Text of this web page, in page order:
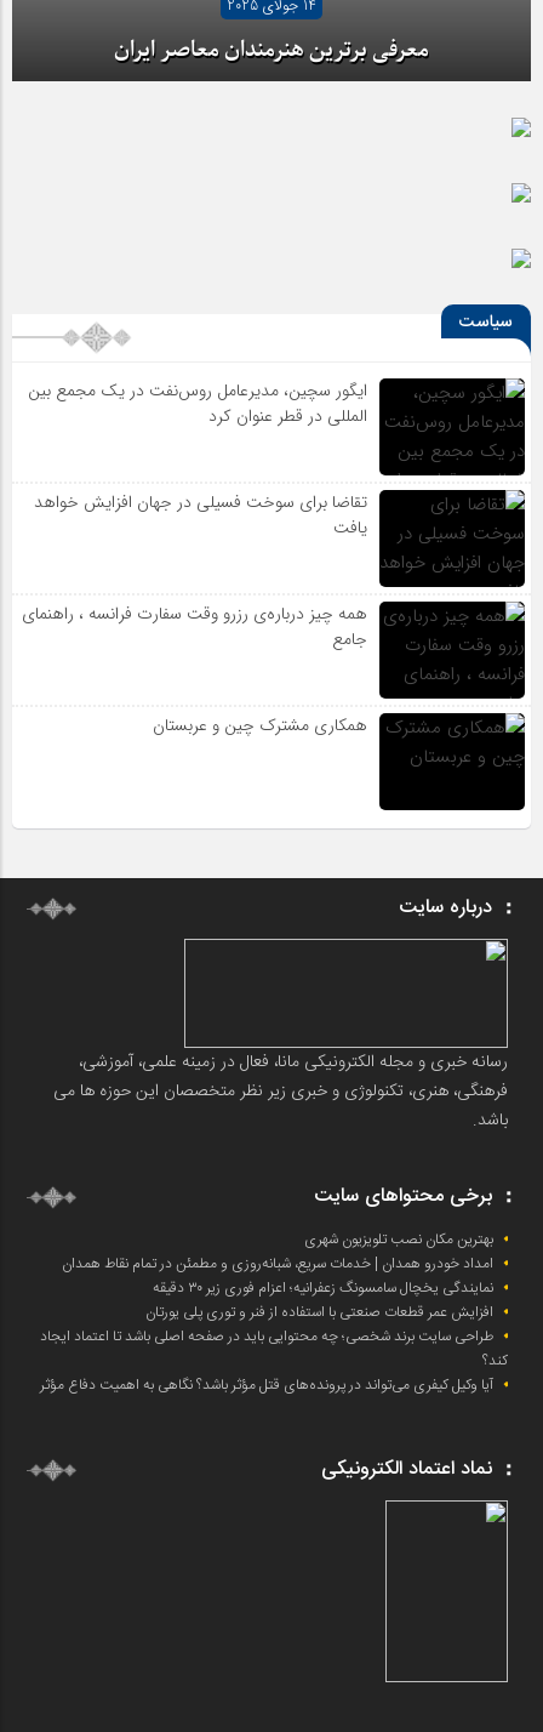
14 جولای 2025
معرفی برترین هنرمندان معاصر ایران
سیاست
ایگور سچین، مدیرعامل روس‌نفت در یک مجمع بین
المللی در قطر عنوان کرد
تقاضا برای سوخت فسیلی در جهان افزایش خواهد
یافت
همه چیز درباره‌ی رزرو وقت سفارت فرانسه ، راهنمای
جامع
همکاری مشترک چین و عربستان
درباره سایت
رسانه خبری و مجله الکترونیکی مانا، فعال در زمینه علمی، آموزشی،
فرهنگی، هنری، تکنولوژی و خبری زیر نظر متخصصان این حوزه ها می
باشد.
برخی محتواهای سایت
بهترین مکان نصب تلویزیون شهری
امداد خودرو همدان | خدمات سریع، شبانه‌روزی و مطمئن در تمام نقاط همدان
نمایندگی یخچال سامسونگ زعفرانیه؛ اعزام فوری زیر ۳۰ دقیقه
افزایش عمر قطعات صنعتی با استفاده از فنر و توری پلی یورتان
طراحی سایت برند شخصی؛ چه محتوایی باید در صفحه اصلی باشد تا اعتماد ایجاد
کند؟
آیا وکیل کیفری می‌تواند در پرونده‌های قتل مؤثر باشد؟ نگاهی به اهمیت دفاع مؤثر
نماد اعتماد الکترونیکی